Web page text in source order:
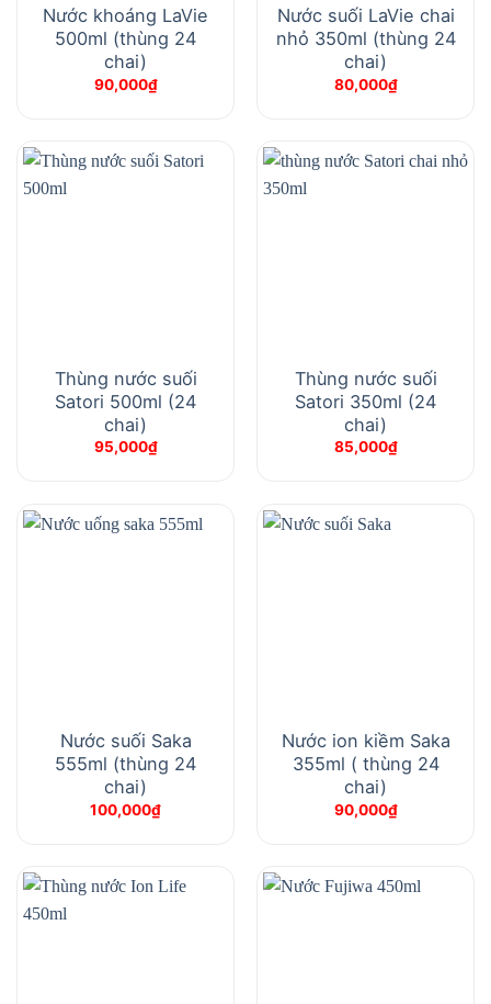
Nước khoáng LaVie
500ml (thùng 24
chai)
90,000₫
Nước suối LaVie chai
nhỏ 350ml (thùng 24
chai)
80,000₫
Thùng nước suối
Satori 500ml (24
chai)
95,000₫
Thùng nước suối
Satori 350ml (24
chai)
85,000₫
Nước suối Saka
555ml (thùng 24
chai)
100,000₫
Nước ion kiềm Saka
355ml ( thùng 24
chai)
90,000₫